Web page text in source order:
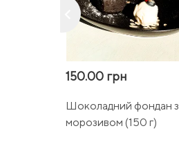
150.00 грн
Шоколадний фондан з
морозивом (150 г)